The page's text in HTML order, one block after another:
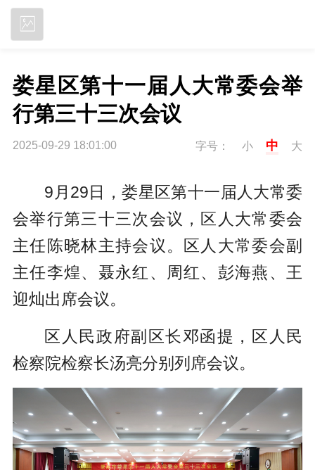
娄星区第十一届人大常委会举
行第三十三次会议
2025-09-29 18:01:00 字号： 小 中 大
9月29日，娄星区第十一届人大常委
会举行第三十三次会议，区人大常委会
主任陈晓林主持会议。区人大常委会副
主任李煌、聂永红、周红、彭海燕、王
迎灿出席会议。
区人民政府副区长邓函提，区人民
检察院检察长汤亮分别列席会议。